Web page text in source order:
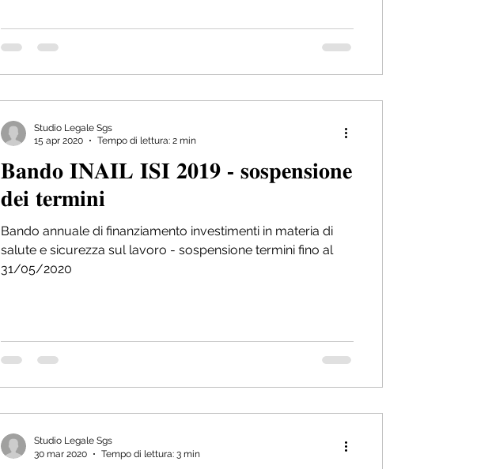
𝐁𝐚𝐧𝐝𝐨 𝐈𝐍𝐀𝐈𝐋 𝐈𝐒𝐈 𝟐𝟎𝟏𝟗 - 𝐬𝐨𝐬𝐩𝐞𝐧𝐬𝐢𝐨𝐧𝐞
𝐝𝐞𝐢 𝐭𝐞𝐫𝐦𝐢𝐧𝐢
Bando annuale di finanziamento investimenti in materia di
salute e sicurezza sul lavoro - sospensione termini fino al
31/05/2020
Studio Legale Sgs
15 apr 2020
Tempo di lettura: 2 min
Studio Legale Sgs
30 mar 2020
Tempo di lettura: 3 min